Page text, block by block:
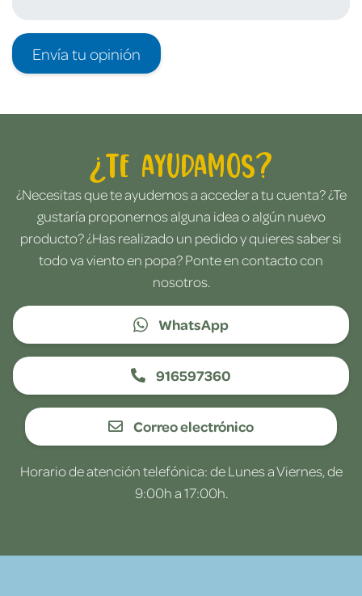
Envía tu opinión
¿Te ayudamos?
¿Necesitas que te ayudemos a acceder a tu cuenta? ¿Te
gustaría proponernos alguna idea o algún nuevo
producto? ¿Has realizado un pedido y quieres saber si
todo va viento en popa? Ponte en contacto con
nosotros.
WhatsApp
916597360
Correo electrónico
Horario de atención telefónica: de Lunes a Viernes, de
9:00h a 17:00h.